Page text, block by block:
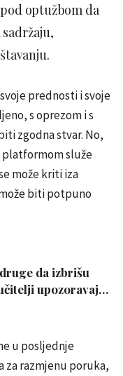
optužbom da
prednosti i svoje
s oprezom i s
zgodna stvar. No,
platformom služe
može kriti iza
biti potpuno
da izbrišu
upozoravaju
u posljednje
za razmjenu poruka,